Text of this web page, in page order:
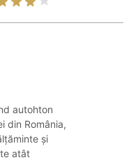
autohton
din România,
și
atât